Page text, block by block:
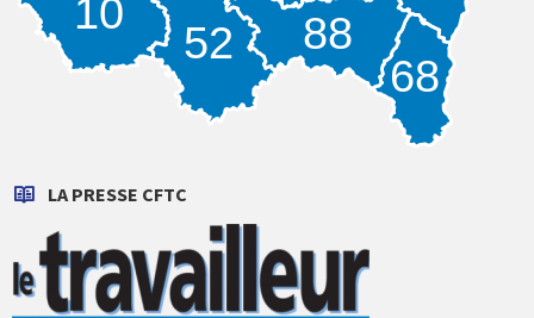
10 88
52
68
LA PRESSE CFTC